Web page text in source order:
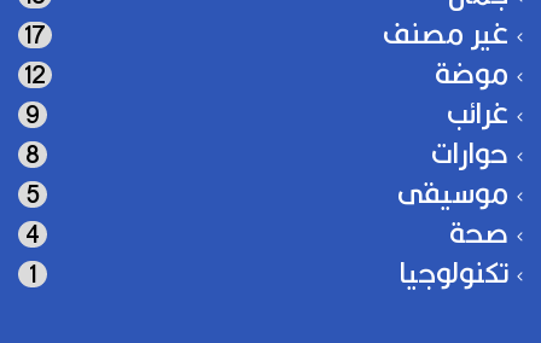
غير مصنف 17
موضة 12
غرائب 9
حوارات 8
موسيقى 5
صحة 4
تكنولوجيا 1